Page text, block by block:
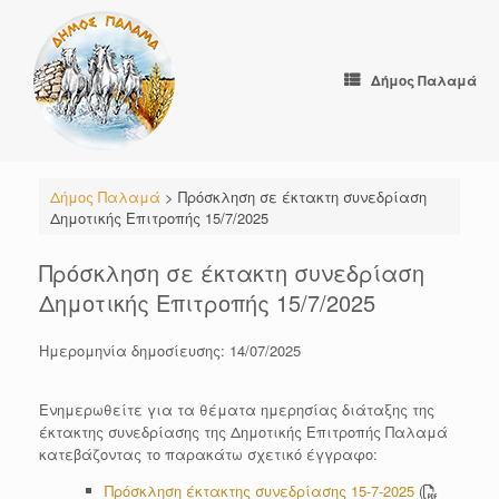
content
Δήμος Παλαμά
Δήμος Παλαμά > Πρόσκληση σε έκτακτη συνεδρίαση
Δημοτικής Επιτροπής 15/7/2025
Πρόσκληση σε έκτακτη συνεδρίαση
Δημοτικής Επιτροπής 15/7/2025
Ημερομηνία δημοσίευσης: 14/07/2025
Ενημερωθείτε για τα θέματα ημερησίας διάταξης της
έκτακτης συνεδρίασης της Δημοτικής Επιτροπής Παλαμά
κατεβάζοντας το παρακάτω σχετικό έγγραφο:
Πρόσκληση έκτακτης συνεδρίασης 15-7-2025(